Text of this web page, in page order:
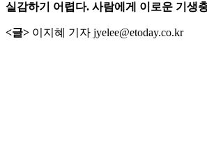
실감하기 어렵다. 사람에게 이로운 기생
<글> 이지혜 기자 jyelee@etoday.co.kr